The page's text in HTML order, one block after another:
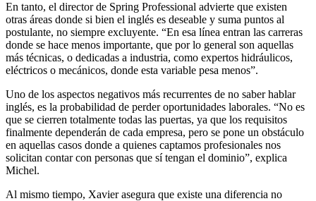
En tanto, el director de Spring Professional advierte que existen
otras áreas donde si bien el inglés es deseable y suma puntos al
postulante, no siempre excluyente. “En esa línea entran las carreras
donde se hace menos importante, que por lo general son aquellas
más técnicas, o dedicadas a industria, como expertos hidráulicos,
eléctricos o mecánicos, donde esta variable pesa menos”.
Uno de los aspectos negativos más recurrentes de no saber hablar
inglés, es la probabilidad de perder oportunidades laborales. “No es
que se cierren totalmente todas las puertas, ya que los requisitos
finalmente dependerán de cada empresa, pero se pone un obstáculo
en aquellas casos donde a quienes captamos profesionales nos
solicitan contar con personas que sí tengan el dominio”, explica
Michel.
Al mismo tiempo, Xavier asegura que existe una diferencia no